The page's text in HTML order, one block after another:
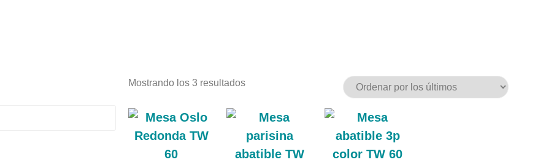
Mostrando los 3 resultados